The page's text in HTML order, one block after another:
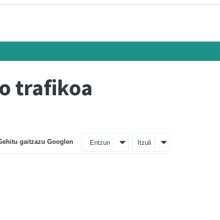
trafikoa
gaitzazu Googlen Entzun Itzuli